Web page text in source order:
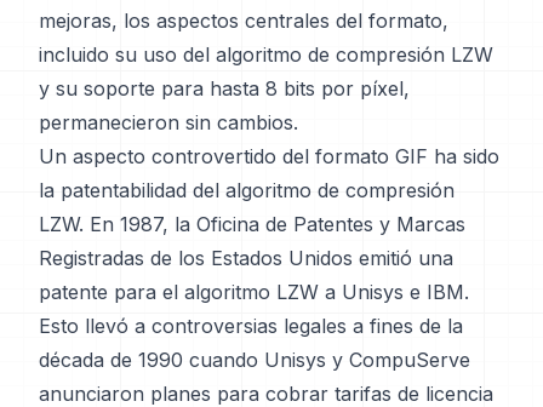
mejoras, los aspectos centrales del formato,
incluido su uso del algoritmo de compresión LZW
y su soporte para hasta 8 bits por píxel,
permanecieron sin cambios.
Un aspecto controvertido del formato GIF ha sido
la patentabilidad del algoritmo de compresión
LZW. En 1987, la Oficina de Patentes y Marcas
Registradas de los Estados Unidos emitió una
patente para el algoritmo LZW a Unisys e IBM.
Esto llevó a controversias legales a fines de la
década de 1990 cuando Unisys y CompuServe
anunciaron planes para cobrar tarifas de licencia